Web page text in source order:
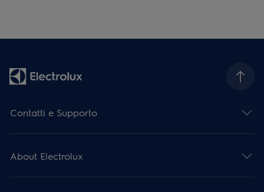
Contatti e Supporto
About Electrolux